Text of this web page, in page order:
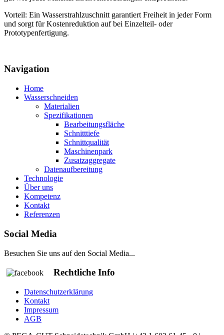
Vorteil: Ein Wasserstrahlzuschnitt garantiert Freiheit in jeder Form
und sorgt für Kostenreduktion auf bei Einzelteil- oder
Prototypenfertigung.
Navigation
Home
Wasserschneiden
Materialien
Spezifikationen
Bearbeitungsfläche
Schnitttiefe
Schnittqualität
Maschinenpark
Zusatzaggregate
Datenaufbereitung
Technologie
Über uns
Kompetenz
Kontakt
Referenzen
Social Media
Besuchen Sie uns auf den Social Media...
Rechtliche Info
Datenschutzerklärung
Kontakt
Impressum
AGB